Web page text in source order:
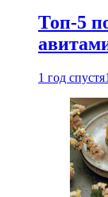
Топ-5
1 год спустя